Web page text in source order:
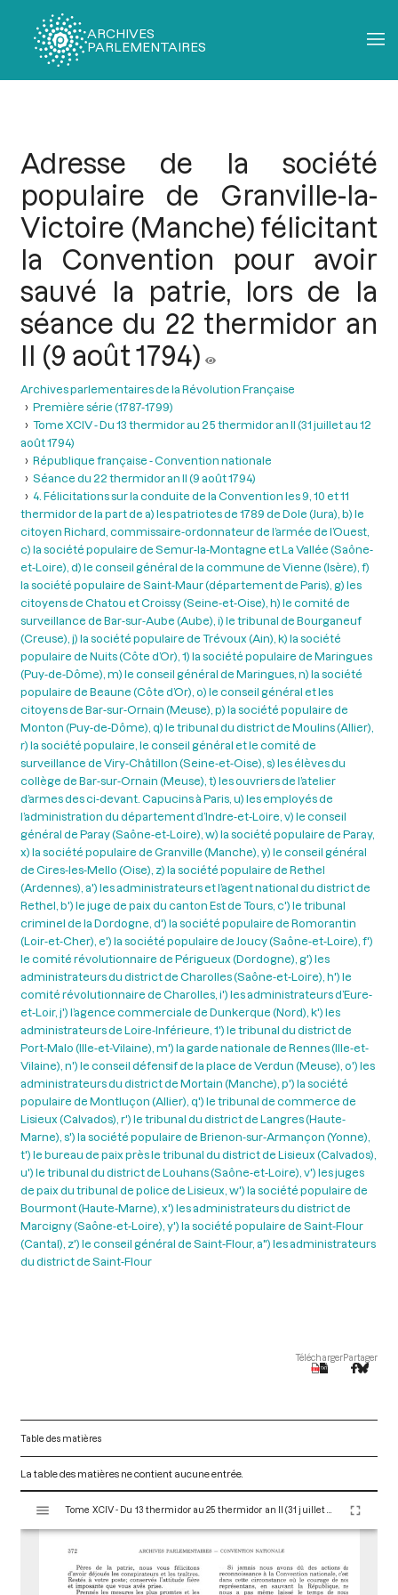
ARCHIVES
PARLEMENTAIRES
Adresse de la société
populaire de Granville-la-
Victoire (Manche) félicitant
la Convention pour avoir
sauvé la patrie, lors de la
séance du 22 thermidor an
II (9 août 1794)
Archives parlementaires de la Révolution Française
Première série (1787-1799)
Tome XCIV - Du 13 thermidor au 25 thermidor an II (31 juillet au 12
août 1794)
République française - Convention nationale
Séance du 22 thermidor an II (9 août 1794)
4. Félicitations sur la conduite de la Convention les 9, 10 et 11
thermidor de la part de a) les patriotes de 1789 de Dole (Jura), b) le
citoyen Richard, commissaire-ordonnateur de l’armée de l’Ouest,
c) la société populaire de Semur-la-Montagne et La Vallée (Saône-
et-Loire), d) le conseil général de la commune de Vienne (Isère), f)
la société populaire de Saint-Maur (département de Paris), g) les
citoyens de Chatou et Croissy (Seine-et-Oise), h) le comité de
surveillance de Bar-sur-Aube (Aube), i) le tribunal de Bourganeuf
(Creuse), j) la société populaire de Trévoux (Ain), k) la société
populaire de Nuits (Côte d’Or), 1) la société populaire de Maringues
(Puy-de-Dôme), m) le conseil général de Maringues, n) la société
populaire de Beaune (Côte d’Or), o) le conseil général et les
citoyens de Bar-sur-Ornain (Meuse), p) la société populaire de
Monton (Puy-de-Dôme), q) le tribunal du district de Moulins (Allier),
r) la société populaire, le conseil général et le comité de
surveillance de Viry-Châtillon (Seine-et-Oise), s) les élèves du
collège de Bar-sur-Ornain (Meuse), t) les ouvriers de l’atelier
d’armes des ci-devant. Capucins à Paris, u) les employés de
l’administration du département d’Indre-et-Loire, v) le conseil
général de Paray (Saône-et-Loire), w) la société populaire de Paray,
x) la société populaire de Granville (Manche), y) le conseil général
de Cires-les-Mello (Oise), z) la société populaire de Rethel
(Ardennes), a') les administrateurs et l’agent national du district de
Rethel, b') le juge de paix du canton Est de Tours, c') le tribunal
criminel de la Dordogne, d') la société populaire de Romorantin
(Loir-et-Cher), e') la société populaire de Joucy (Saône-et-Loire), f')
le comité révolutionnaire de Périgueux (Dordogne), g') les
administrateurs du district de Charolles (Saône-et-Loire), h') le
comité révolutionnaire de Charolles, i') les administrateurs d’Eure-
et-Loir, j') l’agence commerciale de Dunkerque (Nord), k') les
administrateurs de Loire-Inférieure, 1') le tribunal du district de
Port-Malo (Ille-et-Vilaine), m') la garde nationale de Rennes (Ille-et-
Vilaine), n') le conseil défensif de la place de Verdun (Meuse), o') les
administrateurs du district de Mortain (Manche), p') la société
populaire de Montluçon (Allier), q') le tribunal de commerce de
Lisieux (Calvados), r') le tribunal du district de Langres (Haute-
Marne), s') la société populaire de Brienon-sur-Armançon (Yonne),
t') le bureau de paix près le tribunal du district de Lisieux (Calvados),
u') le tribunal du district de Louhans (Saône-et-Loire), v') les juges
de paix du tribunal de police de Lisieux, w') la société populaire de
Bourmont (Haute-Marne), x') les administrateurs du district de
Marcigny (Saône-et-Loire), y') la société populaire de Saint-Flour
(Cantal), z') le conseil général de Saint-Flour, a") les administrateurs
du district de Saint-Flour
TéléchargerPartager
Table des matières
La table des matières ne contient aucune entrée.
s